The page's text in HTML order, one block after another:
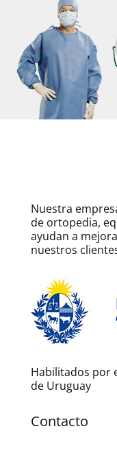
Nuestra
de ortopedia,
ayudan a
nuestros
Habilitados por
de Uruguay
Contacto